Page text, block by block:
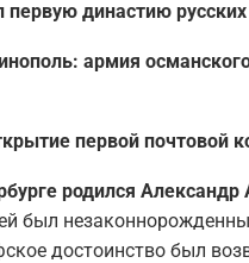
династию
армия
первой почтовой
родился
был
достоинство был